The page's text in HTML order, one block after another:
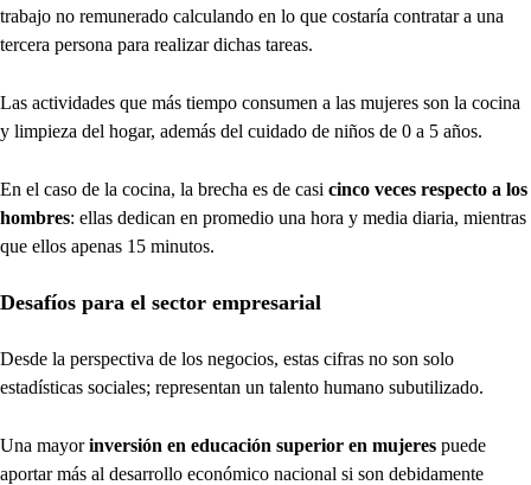
trabajo no remunerado calculando en lo que costaría contratar a una
tercera persona para realizar dichas tareas.
Las actividades que más tiempo consumen a las mujeres son la cocina
y limpieza del hogar, además del cuidado de niños de 0 a 5 años.
En el caso de la cocina, la brecha es de casi cinco veces respecto a los
hombres: ellas dedican en promedio una hora y media diaria, mientras
que ellos apenas 15 minutos.
Desafíos para el sector empresarial
Desde la perspectiva de los negocios, estas cifras no son solo
estadísticas sociales; representan un talento humano subutilizado.
Una mayorinversión en educación superior en mujeres puede
aportar más al desarrollo económico nacional si son debidamente